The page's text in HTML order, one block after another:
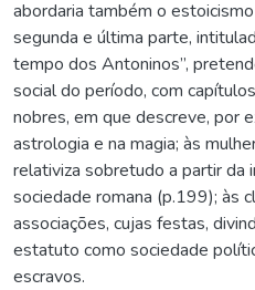
abordaria também o
segunda e última parte,
tempo dos Antoninos”,
social do período, com
nobres, em que descreve, por
astrologia e na magia; às
relativiza sobretudo a partir da
sociedade romana (p.199); às
associações, cujas festas,
estatuto como sociedade
escravos.